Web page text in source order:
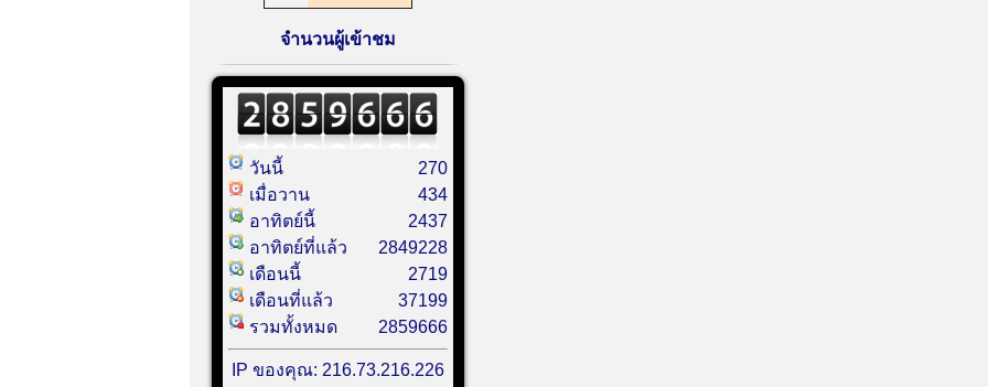
จำนวนผู้เข้าชม
วันนี้
เมื่อวาน
อาทิตย์นี้
อาทิตย์ที่แล้ว
เดือนนี้
เดือนที่แล้ว
รวมทั้งหมด
270
434
2437
2849228
2719
37199
2859666
IP ของคุณ: 216.73.216.226